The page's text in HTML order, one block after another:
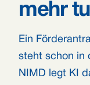
mehr
Ein
steht schon in
NIMD legt KI